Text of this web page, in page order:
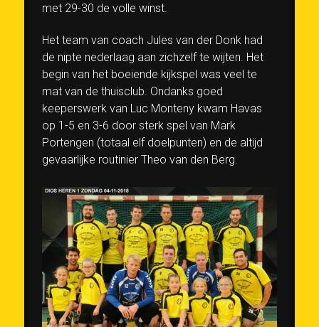
met 29-30 de volle winst.
Het team van coach Jules van der Donk had
de nipte nederlaag aan zichzelf te wijten. Het
begin van het boeiende kijkspel was veel te
mat van de thuisclub. Ondanks goed
keeperswerk van Luc Monteny kwam Havas
op 1-5 en 3-6 door sterk spel van Mark
Portengen (totaal elf doelpunten) en de altijd
gevaarlijke routinier Theo van den Berg.